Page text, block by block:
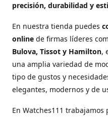
precisión, durabilidad y
En nuestra tienda puedes
online de firmas líderes
Bulova, Tissot y Hamilton,
una amplia variedad de
tipo de gustos y
elegantes, modernos y de
En Watches111